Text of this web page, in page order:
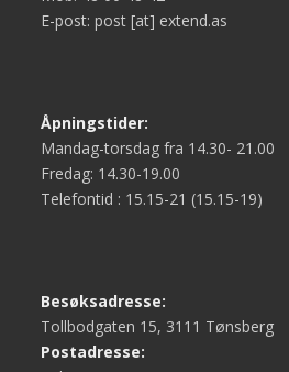
E-post: post [at] extend.as
Åpningstider:
Mandag-torsdag fra 14.30- 21.00
Fredag: 14.30-19.00
Telefontid : 15.15-21 (15.15-19)
Besøksadresse:
Tollbodgaten 15, 3111 Tønsberg
Postadresse: